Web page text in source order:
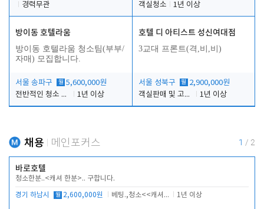
경력무관
객실청소
1년 이상
방이동 호텔라움
방이동 호텔라움 청소팀(부부/
자매) 모집합니다.
서울 송파구 월 5,600,000원
전반적인 청소 업무(객실청소.객실정리)
1년 이상
호텔 디 아티스트 성신여대점
3교대 프론트(격,비,비)
서울 성북구 월 2,900,000원
객실판매 및 고객응대
1년 이상
채용 메인포커스 1 / 2
바로호텔
청소한분..<캐셔 한분>.. 구합니다.
경기 하남시 월 2,600,000원 베팅.,청소<<캐셔 모셔봅니다. 1년 이상